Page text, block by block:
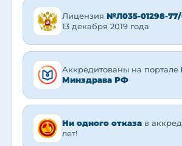
Лицензия №Л035-01298-77/
13 декабря 2019 года
Аккредитованы на портале
Минздрава РФ
Ни одного отказа в
лет!